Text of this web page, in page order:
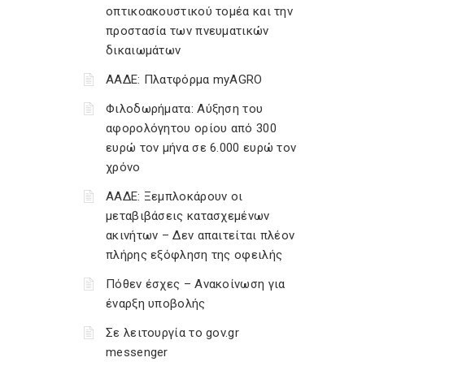
οπτικοακουστικού τομέα και την
προστασία των πνευματικών
δικαιωμάτων
ΑΑΔΕ: Πλατφόρμα myAGRO
Φιλοδωρήματα: Αύξηση του
αφορολόγητου ορίου από 300
ευρώ τον μήνα σε 6.000 ευρώ τον
χρόνο
ΑΑΔΕ: Ξεμπλοκάρουν οι
μεταβιβάσεις κατασχεμένων
ακινήτων – Δεν απαιτείται πλέον
πλήρης εξόφληση της οφειλής
Πόθεν έσχες – Ανακοίνωση για
έναρξη υποβολής
Σε λειτουργία το gov.gr
messenger